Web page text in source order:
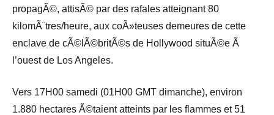
propagÃ©, attisÃ© par des rafales atteignant 80
kilomÃ¨tres/heure, aux coÃ»teuses demeures de cette
enclave de cÃ©lÃ©britÃ©s de Hollywood situÃ©e Ã
l’ouest de Los Angeles.
Vers 17H00 samedi (01H00 GMT dimanche), environ
1.880 hectares Ã©taient atteints par les flammes et 51